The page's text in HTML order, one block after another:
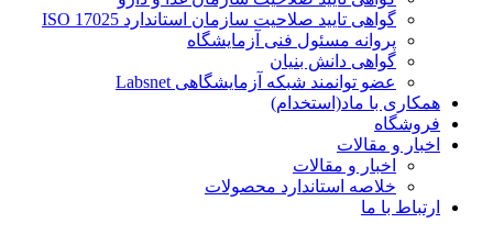
گواهی تایید صلاحیت سازمان استاندارد ISO 17025
پروانه مسئول فنی آزمایشگاه
گواهی دانش بنیان
عضو توانمند شبکه آزمایشگاهی Labsnet
همکاری با ماد(استخدام)
فروشگاه
اخبار و مقالات
اخبار و مقالات
خلاصه استاندارد محصولات
ارتباط با ما